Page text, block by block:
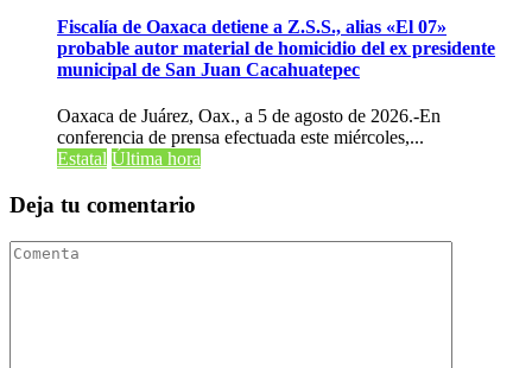
Fiscalía de Oaxaca detiene a Z.S.S., alias «El 07»
probable autor material de homicidio del ex presidente
municipal de San Juan Cacahuatepec
Oaxaca de Juárez, Oax., a 5 de agosto de 2026.-En
conferencia de prensa efectuada este miércoles,...
Estatal Última hora
Deja tu comentario